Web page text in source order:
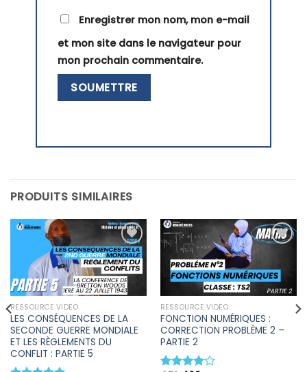
Enregistrer mon nom, mon e-mail
et mon site dans le navigateur pour
mon prochain commentaire.
PRODUITS SIMILAIRES
Ajouter
à la liste
d’envies
RESSOURCE VIDÉO
LES CONSÉQUENCES DE LA
SECONDE GUERRE MONDIALE
ET LES RÈGLEMENTS DU
CONFLIT : PARTIE 5
Ajouter
à la liste
d’envies
RESSOURCE VIDÉO
FONCTION NUMÉRIQUES :
CORRECTION PROBLÈME 2 –
PARTIE 2